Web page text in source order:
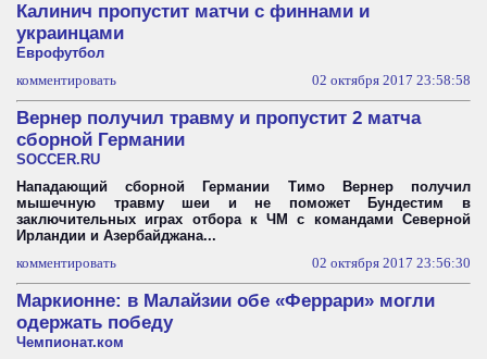
Калинич пропустит матчи с финнами и
украинцами
Еврофутбол
комментировать
02 октября 2017 23:58:58
Вернер получил травму и пропустит 2 матча
сборной Германии
SOCCER.RU
Нападающий сборной Германии Тимо Вернер получил
мышечную травму шеи и не поможет Бундестим в
заключительных играх отбора к ЧМ с командами Северной
Ирландии и Азербайджана...
комментировать
02 октября 2017 23:56:30
Маркионне: в Малайзии обе «Феррари» могли
одержать победу
Чемпионат.ком